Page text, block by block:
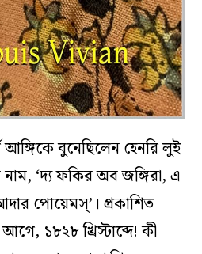
আঙ্গিকে বুনেছিলেন হেনরি লুই
নাম, ‘দ‌্য ফকির অব জঙ্গিরা, এ
পোয়েমস্‌’। প্রকাশিত
১৮২৮ খ্রিস্টাব্দে! কী